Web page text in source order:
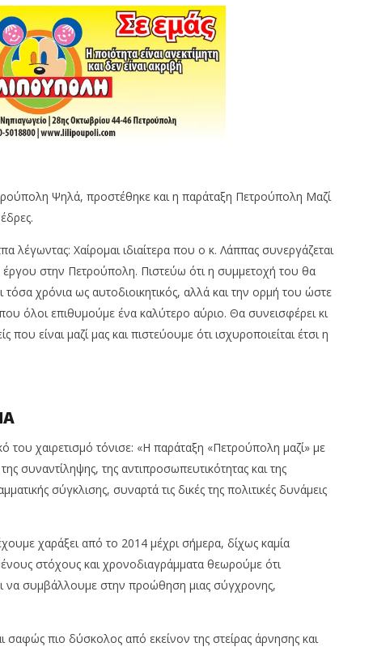
Σεπτεμβρίου
2020
Maxitis
Petroupolis
Ψηλά, προστέθηκε και η παράταξη Πετρούπολη Μαζί
λέγωντας: Χαίρομαι ιδιαίτερα που ο κ. Λάππας συνεργάζεται
στην Πετρούπολη. Πιστεύω ότι η συμμετοχή του θα
χρόνια ως αυτοδιοικητικός, αλλά και την ορμή του ώστε
όλοι επιθυμούμε ένα καλύτερο αύριο. Θα συνεισφέρει κι
είναι μαζί μας και πιστεύουμε ότι ισχυροποιείται έτσι η
χαιρετισμό τόνισε: «Η παράταξη «Πετρούπολη μαζί» με
συναντίληψης, της αντιπροσωπευτικότητας και της
σύγκλισης, συναρτά τις δικές της πολιτικές δυνάμεις
χαράξει από το 2014 μέχρι σήμερα, δίχως καμία
στόχους και χρονοδιαγράμματα θεωρούμε ότι
συμβάλλουμε στην προώθηση μιας σύγχρονης,
σαφώς πιο δύσκολος από εκείνον της στείρας άρνησης και